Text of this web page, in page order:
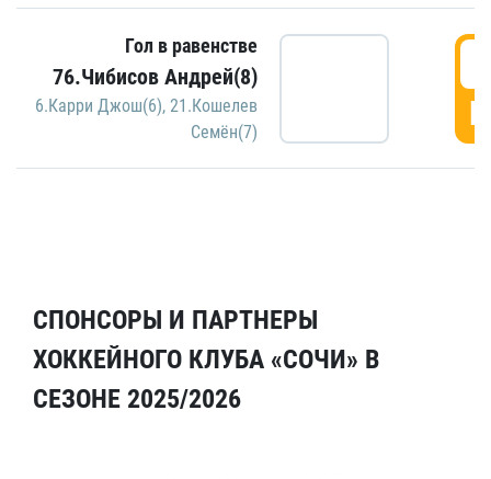
Гол в равенстве
76.Чибисов Андрей(8)
6.Карри Джош(6), 21.Кошелев
Семён(7)
СПОНСОРЫ И ПАРТНЕРЫ
ХОККЕЙНОГО КЛУБА «СОЧИ» В
СЕЗОНЕ 2025/2026